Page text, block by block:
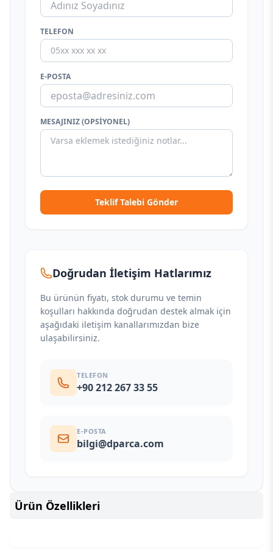
TELEFON
E-POSTA
MESAJINIZ (OPSIYONEL)
Teklif Talebi Gönder
Doğrudan İletişim Hatlarımız
Bu ürünün fiyatı, stok durumu ve temin
koşulları hakkında doğrudan destek almak için
aşağıdaki iletişim kanallarımızdan bize
ulaşabilirsiniz.
TELEFON
+90 212 267 33 55
E-POSTA
bilgi@dparca.com
Ürün Özellikleri